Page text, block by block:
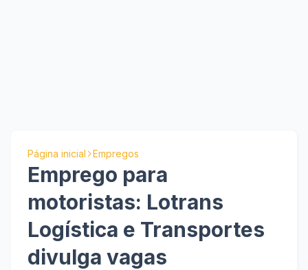
Página inicial Empregos
Emprego para
motoristas: Lotrans
Logística e Transportes
divulga vagas